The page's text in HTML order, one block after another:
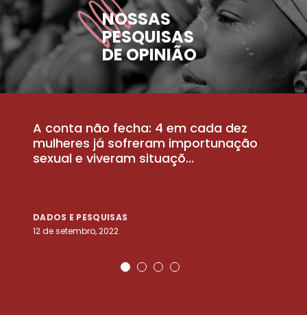
NOSSAS
PESQUISAS
DE OPINIÃO
A conta não fecha: 4 em cada dez
mulheres já sofreram importunação
sexual e viveram situaçõ...
DADOS E PESQUISAS
12 de setembro, 2022